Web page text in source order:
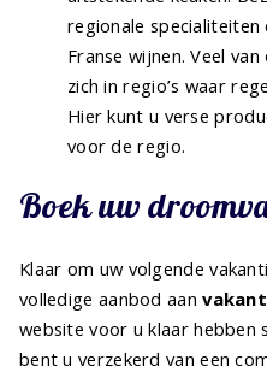
regionale
Franse wijnen. Veel
zich in regio’s waar
Hier kunt u verse
voor de regio.
Boek uw
Klaar om uw volgende
volledige aanbod aan
website voor u klaar hebben
bent u verzekerd van een